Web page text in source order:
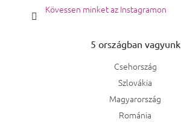
Kövessen minket az Instagramon
5 országban vagyunk
Csehország
Szlovákia
Magyarország
Románia